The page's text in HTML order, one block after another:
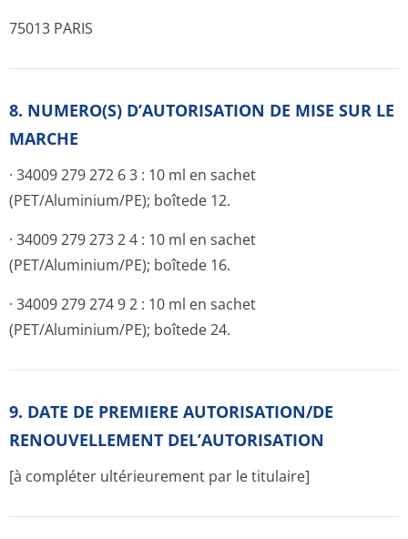
75013 PARIS
8. NUMERO(S) D’AUTORISATION DE MISE SUR LE
MARCHE
· 34009 279 272 6 3 : 10 ml en sachet
(PET/Aluminium/PE); boîtede 12.
· 34009 279 273 2 4 : 10 ml en sachet
(PET/Aluminium/PE); boîtede 16.
· 34009 279 274 9 2 : 10 ml en sachet
(PET/Aluminium/PE); boîtede 24.
9. DATE DE PREMIERE AUTORISATION/DE
RENOUVELLEMENT DEL’AUTORISATION
[à compléter ultérieurement par le titulaire]